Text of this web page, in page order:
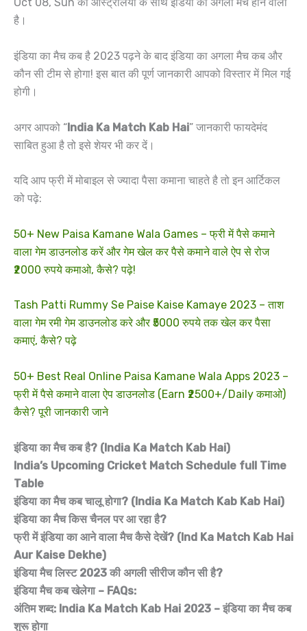
Oct 08, Sun को ऑस्ट्रेलिया के साथ इंडिया का अगला मैच होने वाला
है।
इंडिया का मैच कब है 2023 पढ़ने के बाद इंडिया का अगला मैच कब और
कौन सी टीम से होगा! इस बात की पूर्ण जानकारी आपको विस्तार में मिल गई
होगी।
अगर आपको “India Ka Match Kab Hai” जानकारी फायदेमंद
साबित हुआ है तो इसे शेयर भी कर दें।
यदि आप फ्री में मोबाइल से ज्यादा पैसा कमाना चाहते है तो इन आर्टिकल
को पढ़े:
50+ New Paisa Kamane Wala Games – फ्री में पैसे कमाने
वाला गेम डाउनलोड करें और गेम खेल कर पैसे कमाने वाले ऐप से रोज
₹2000 रुपये कमाओ, कैसे? पढ़े!
Tash Patti Rummy Se Paise Kaise Kamaye 2023 – ताश
वाला गेम रमी गेम डाउनलोड करे और ₹5000 रुपये तक खेल कर पैसा
कमाएं, कैसे? पढ़े
50+ Best Real Online Paisa Kamane Wala Apps 2023 –
फ्री में पैसे कमाने वाला ऐप डाउनलोड (Earn ₹2500+/Daily कमाओ)
कैसे? पूरी जानकारी जाने
इंडिया का मैच कब है? (India Ka Match Kab Hai)
India’s Upcoming Cricket Match Schedule full Time
Table
इंडिया का मैच कब चालू होगा? (India Ka Match Kab Kab Hai)
इंडिया का मैच किस चैनल पर आ रहा है?
फ्री में इंडिया का आने वाला मैच कैसे देखें? (Ind Ka Match Kab Hai
Aur Kaise Dekhe)
इंडिया मैच लिस्ट 2023 की अगली सीरीज कौन सी है?
इंडिया मैच कब खेलेगा – FAQs:
अंतिम शब्द: India Ka Match Kab Hai 2023 – इंडिया का मैच कब
शुरू होगा